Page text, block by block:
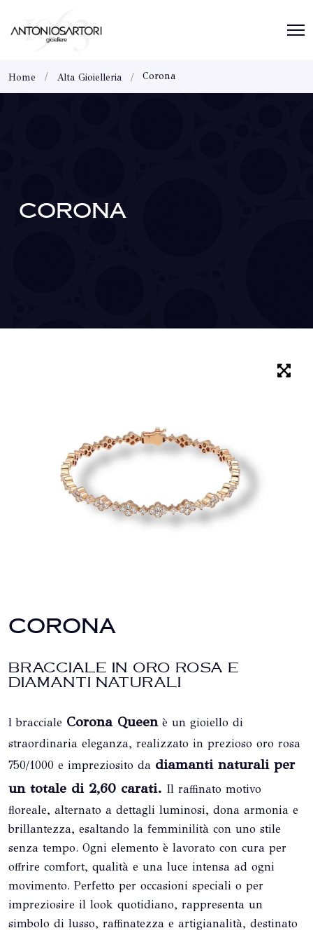
Home Alta Gioielleria Corona
CORONA
CORONA
BRACCIALE IN ORO ROSA E
DIAMANTI NATURALI
l bracciale Corona Queenè un gioiello di
straordinaria eleganza, realizzato in prezioso oro rosa
750/1000 e impreziosito da diamanti naturali per
un totale di 2,60 carati. Il raffinato motivo
floreale, alternato a dettagli luminosi, dona armonia e
brillantezza, esaltando la femminilità con uno stile
senza tempo. Ogni elemento è lavorato con cura per
offrire comfort, qualità e una luce intensa ad ogni
movimento. Perfetto per occasioni speciali o per
impreziosire il look quotidiano, rappresenta un
simbolo di lusso, raffinatezza e artigianalità, destinato